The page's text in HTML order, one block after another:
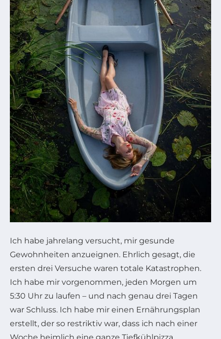
Ich habe jahrelang versucht, mir gesunde
Gewohnheiten anzueignen. Ehrlich gesagt, die
ersten drei Versuche waren totale Katastrophen.
Ich habe mir vorgenommen, jeden Morgen um
5:30 Uhr zu laufen – und nach genau drei Tagen
war Schluss. Ich habe mir einen Ernährungsplan
erstellt, der so restriktiv war, dass ich nach einer